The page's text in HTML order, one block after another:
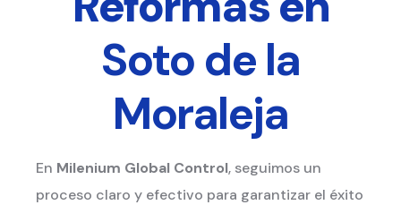
Soto de la
Moraleja
En Milenium Global Control, seguimos un
proceso claro y efectivo para garantizar el éxito